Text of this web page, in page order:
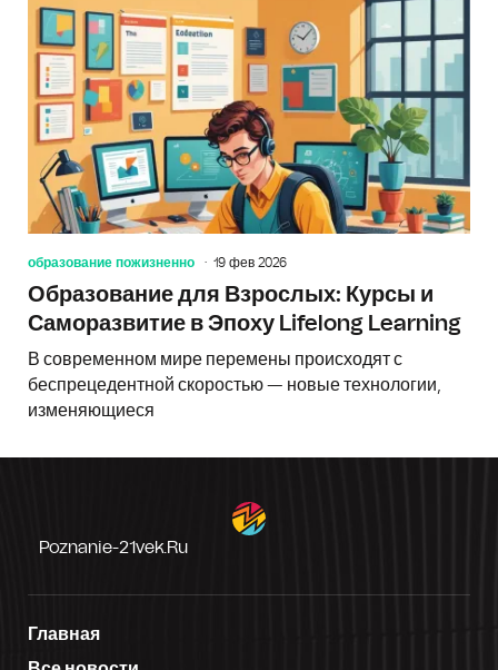
образование пожизненно 19 фев 2026
Образование для Взрослых: Курсы и
Саморазвитие в Эпоху Lifelong Learning
В современном мире перемены происходят с
беспрецедентной скоростью — новые технологии,
изменяющиеся
Poznanie-21vek.ru
Главная